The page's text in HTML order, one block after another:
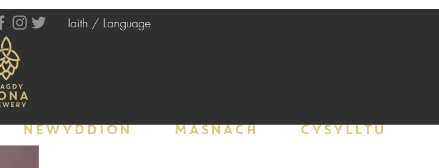
Iaith / Language
NEWYDDION MASNACH CYSYLLTU